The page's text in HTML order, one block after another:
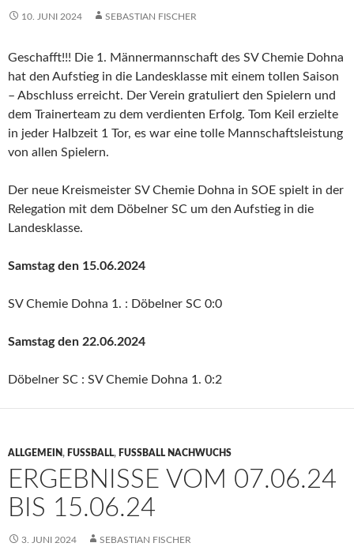
10. JUNI 2024 SEBASTIAN FISCHER
Geschafft!!! Die 1. Männermannschaft des SV Chemie Dohna
hat den Aufstieg in die Landesklasse mit einem tollen Saison
– Abschluss erreicht. Der Verein gratuliert den Spielern und
dem Trainerteam zu dem verdienten Erfolg. Tom Keil erzielte
in jeder Halbzeit 1 Tor, es war eine tolle Mannschaftsleistung
von allen Spielern.
Der neue Kreismeister SV Chemie Dohna in SOE spielt in der
Relegation mit dem Döbelner SC um den Aufstieg in die
Landesklasse.
Samstag den 15.06.2024
SV Chemie Dohna 1. : Döbelner SC 0:0
Samstag den 22.06.2024
Döbelner SC : SV Chemie Dohna 1. 0:2
ALLGEMEIN, FUSSBALL , FUSSBALL NACHWUCHS
ERGEBNISSE VOM 07.06.24
BIS 15.06.24
3. JUNI 2024 SEBASTIAN FISCHER